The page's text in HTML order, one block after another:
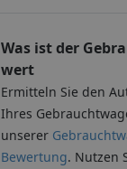
Was ist der
wert
Ermitteln Sie den
Ihres
unserer
Bewertung. Nutzen